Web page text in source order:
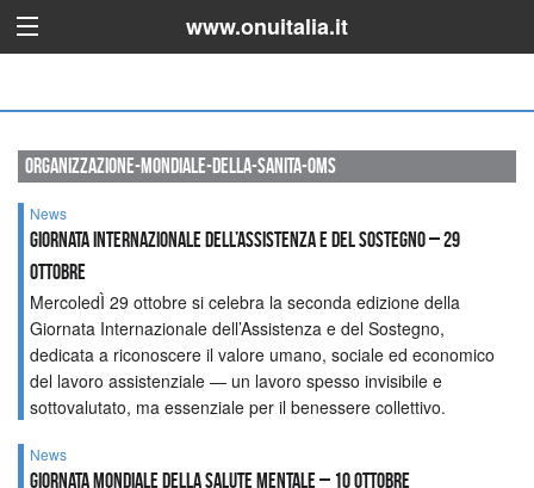
www.onuitalia.it
organizzazione-mondiale-della-sanita-oms
News
Giornata internazionale dell’assistenza e del sostegno – 29
ottobre
MercoledÌ 29 ottobre si celebra la seconda edizione della
Giornata Internazionale dell’Assistenza e del Sostegno,
dedicata a riconoscere il valore umano, sociale ed economico
del lavoro assistenziale — un lavoro spesso invisibile e
sottovalutato, ma essenziale per il benessere collettivo.
News
Giornata mondiale della salute mentale – 10 ottobre